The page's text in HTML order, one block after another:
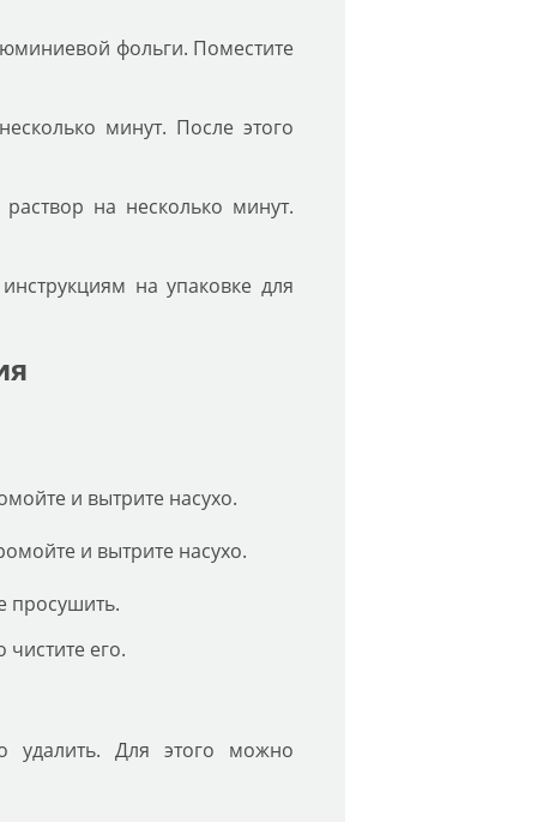
фольги. Поместите
минут. После этого
на несколько минут.
на упаковке для
и вытрите насухо.
и вытрите насухо.
просушить.
его.
удалить. Для этого можно